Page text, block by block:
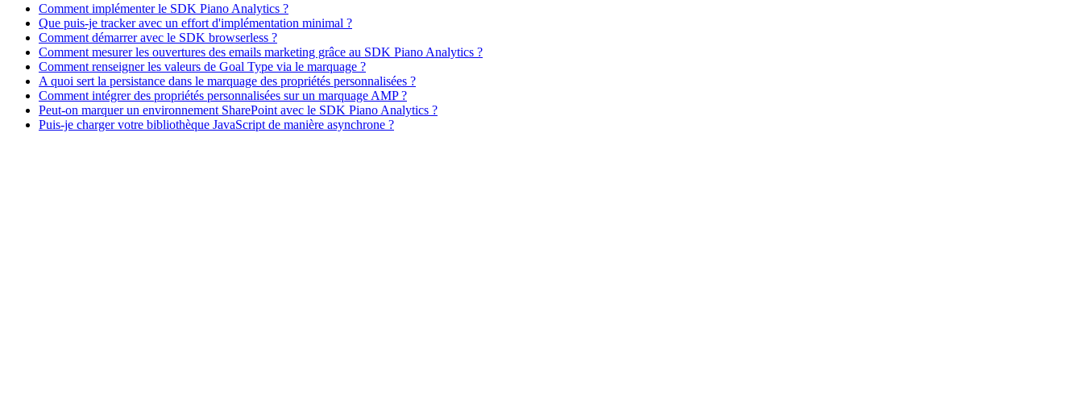
Comment implémenter le SDK Piano Analytics ?
Que puis-je tracker avec un effort d'implémentation minimal ?
Comment démarrer avec le SDK browserless ?
Comment mesurer les ouvertures des emails marketing grâce au SDK Piano Analytics ?
Comment renseigner les valeurs de Goal Type via le marquage ?
A quoi sert la persistance dans le marquage des propriétés personnalisées ?
Comment intégrer des propriétés personnalisées sur un marquage AMP ?
Peut-on marquer un environnement SharePoint avec le SDK Piano Analytics ?
Puis-je charger votre bibliothèque JavaScript de manière asynchrone ?